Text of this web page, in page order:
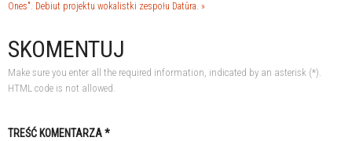
Ones". Debiut projektu wokalistki zespołu Datûra. »
SKOMENTUJ
Make sure you enter all the required information, indicated by an asterisk (*).
HTML code is not allowed.
TREŚĆ KOMENTARZA *